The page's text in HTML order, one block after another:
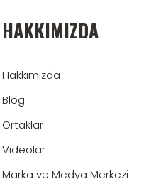
HAKKIMIZDA
Hakkımızda
Blog
Ortaklar
Videolar
Marka ve Medya Merkezi